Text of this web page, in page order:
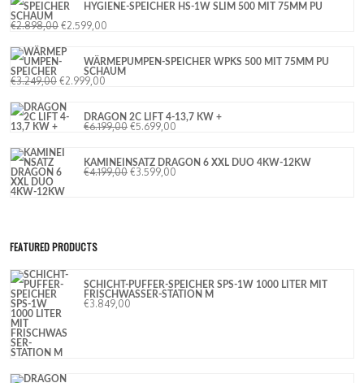
HYGIENE-SPEICHER HS-1W SLIM 500 MIT 75MM PU
SCHAUM
€2.898,00 €2.599,00
WÄRMEPUMPEN-SPEICHER WPKS 500 MIT 75MM PU
SCHAUM
€3.249,00 €2.999,00
DRAGON 2C LIFT 4-13,7 KW +
€6.199,00 €5.699,00
KAMINEINSATZ DRAGON 6 XXL DUO 4KW-12KW
€4.199,00 €3.599,00
FEATURED PRODUCTS
SCHICHT-PUFFER-SPEICHER SPS-1W 1000 LITER MIT
FRISCHWASSER-STATION M
€3.849,00